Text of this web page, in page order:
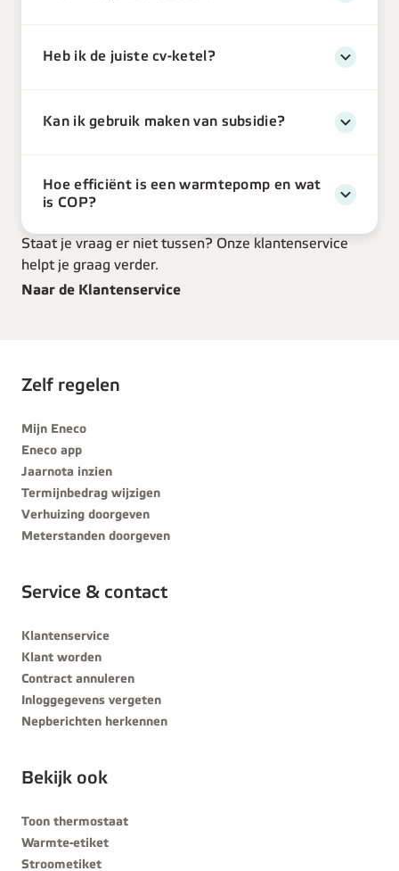
Heb ik de juiste cv-ketel?
Kan ik gebruik maken van subsidie?
Hoe efficiënt is een warmtepomp en wat
is COP?
Staat je vraag er niet tussen? Onze klantenservice
helpt je graag verder.
Naar de Klantenservice
Zelf regelen
Mijn Eneco
Eneco app
Jaarnota inzien
Termijnbedrag wijzigen
Verhuizing doorgeven
Meterstanden doorgeven
Service & contact
Klantenservice
Klant worden
Contract annuleren
Inloggegevens vergeten
Nepberichten herkennen
Bekijk ook
Toon thermostaat
Warmte-etiket
Stroometiket